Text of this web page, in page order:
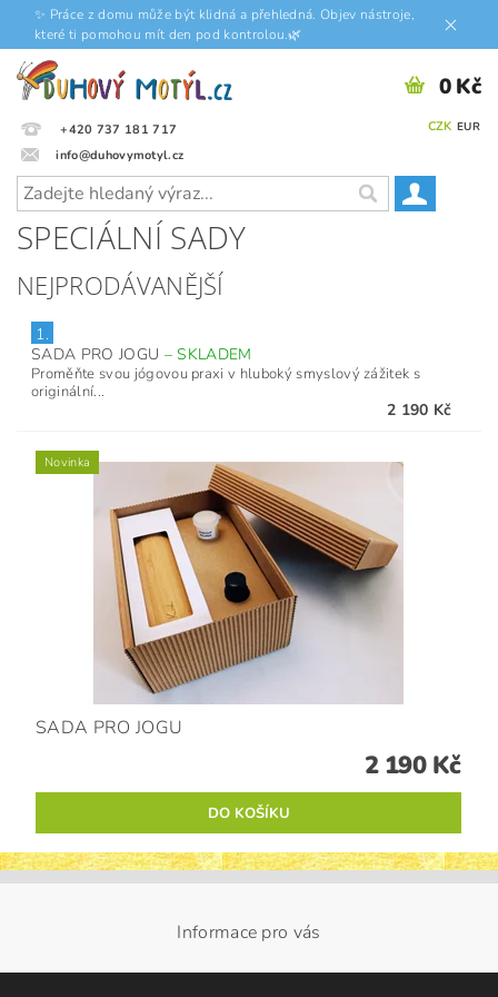
✨ Práce z domu může být klidná a přehledná. Objev nástroje,
které ti pomohou mít den pod kontrolou.🌿
+420 737 181 717
info@duhovymotyl.cz
CZK EUR
0 Kč
SPECIÁLNÍ SADY
NEJPRODÁVANĚJŠÍ
1.
SADA PRO JOGU –SKLADEM
Proměňte svou jógovou praxi v hluboký smyslový zážitek s
originální...
2 190 Kč
Novinka
SADA PRO JOGU
2 190 Kč
Informace pro vás